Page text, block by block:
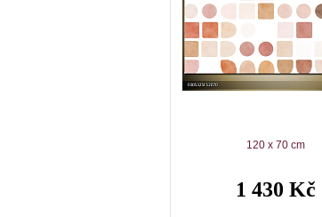
120 x 70 cm
1 430 Kč